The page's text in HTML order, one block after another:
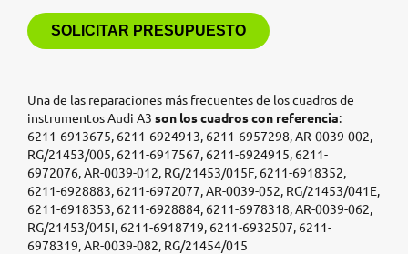
SOLICITAR PRESUPUESTO
Una de las reparaciones más frecuentes de los cuadros de
instrumentos Audi A3 son los cuadros con referencia:
6211-6913675, 6211-6924913, 6211-6957298, AR-0039-002,
RG/21453/005, 6211-6917567, 6211-6924915, 6211-
6972076, AR-0039-012, RG/21453/015F, 6211-6918352,
6211-6928883, 6211-6972077, AR-0039-052, RG/21453/041E,
6211-6918353, 6211-6928884, 6211-6978318, AR-0039-062,
RG/21453/045I, 6211-6918719, 6211-6932507, 6211-
6978319, AR-0039-082, RG/21454/015